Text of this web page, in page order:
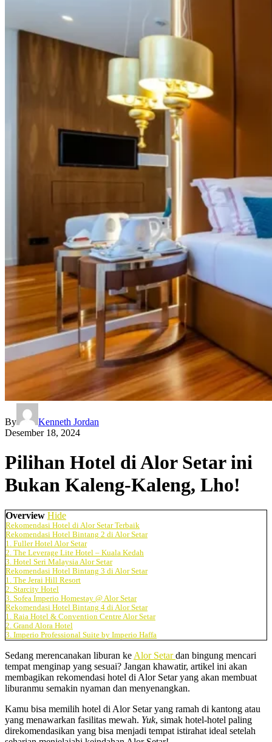
By
Kenneth Jordan
Desember 18, 2024
Pilihan Hotel di Alor Setar ini
Bukan Kaleng-Kaleng, Lho!
Overview Hide
Rekomendasi Hotel di Alor Setar Terbaik
Rekomendasi Hotel Bintang 2 di Alor Setar
1. Fuller Hotel Alor Setar
2. The Leverage Lite Hotel – Kuala Kedah
3. Hotel Seri Malaysia Alor Setar
Rekomendasi Hotel Bintang 3 di Alor Setar
1. The Jerai Hill Resort
2. Starcity Hotel
3. Sofea Imperio Homestay @ Alor Setar
Rekomendasi Hotel Bintang 4 di Alor Setar
1. Raia Hotel & Convention Centre Alor Setar
2. Grand Alora Hotel
3. Imperio Professional Suite by Imperio Haffa
Sedang merencanakan liburan ke Alor Setardan bingung mencari
tempat menginap yang sesuai? Jangan khawatir, artikel ini akan
membagikan rekomendasi hotel di Alor Setar yang akan membuat
liburanmu semakin nyaman dan menyenangkan.
Kamu bisa memilih hotel di Alor Setar yang ramah di kantong atau
yang menawarkan fasilitas mewah. Yuk, simak hotel-hotel paling
direkomendasikan yang bisa menjadi tempat istirahat ideal setelah